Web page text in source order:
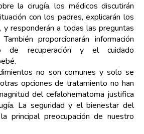
la cirugía, los médicos discutirán
con los padres, explicarán los
y responderán a todas las preguntas
proporcionarán información
de recuperación y el cuidado
no son comunes y solo se
opciones de tratamiento no han
del cefalohematoma justifica
La seguridad y el bienestar del
principal preocupación de nuestro